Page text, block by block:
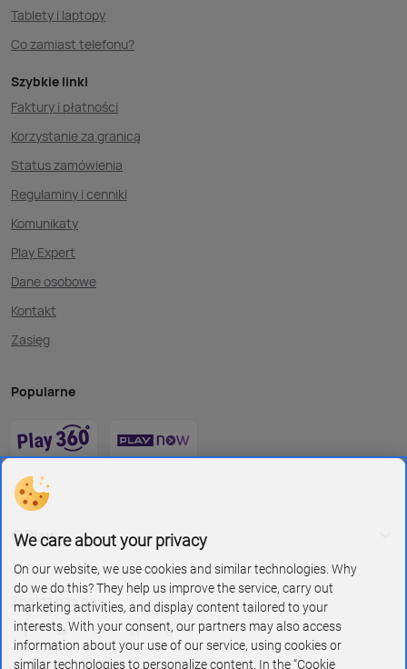
Tablety i laptopy
Co zamiast telefonu?
Szybkie linki
Faktury i płatności
Korzystanie za granicą
Status zamówienia
Regulaminy i cenniki
Komunikaty
Play Expert
Dane osobowe
Kontakt
Zasięg
Popularne
O Play
Znajdź nas na
We care about your privacy
On our website, we use cookies and similar technologies. Why
do we do this? They help us improve the service, carry out
marketing activities, and display content tailored to your
interests. With your consent, our partners may also access
information about your use of our service, using cookies or
similar technologies to personalize content. In the “Cookie